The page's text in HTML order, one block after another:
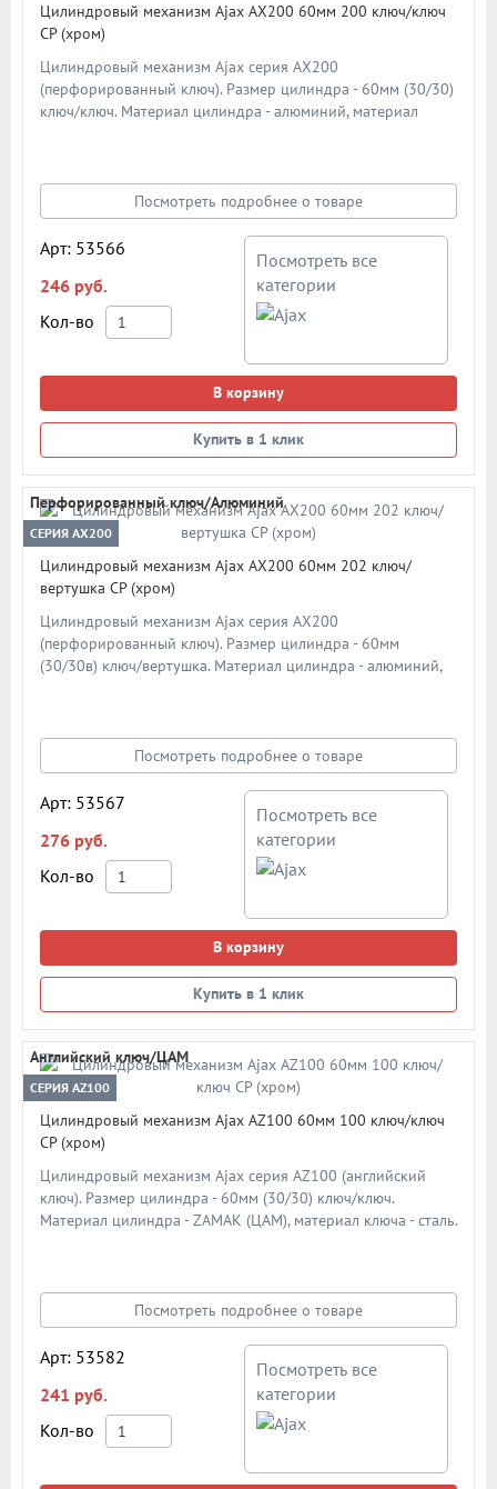
Цилиндровый механизм Ajax AX200 60мм 200 ключ/ключ
CP (хром)
Цилиндровый механизм Ajax серия AX200
(перфорированный ключ). Размер цилиндра - 60мм (30/30)
ключ/ключ. Материал цилиндра - алюминий, материал
Посмотреть подробнее о товаре
Арт: 53566
246 руб.
Кол-во
Посмотреть все
категории
В корзину
Купить в 1 клик
Перфорированный ключ/Алюминий
СЕРИЯ AX200
Цилиндровый механизм Ajax AX200 60мм 202 ключ/
вертушка CP (хром)
Цилиндровый механизм Ajax серия AX200
(перфорированный ключ). Размер цилиндра - 60мм
(30/30в) ключ/вертушка. Материал цилиндра - алюминий,
024 комбинаций.Посмотреть подробнее о товаре
Арт: 53567
276 руб.
Кол-во
Посмотреть все
категории
В корзину
Купить в 1 клик
Английский ключ/ЦАМ
СЕРИЯ AZ100
Цилиндровый механизм Ajax AZ100 60мм 100 ключ/ключ
CP (хром)
Цилиндровый механизм Ajax серия AZ100 (английский
ключ). Размер цилиндра - 60мм (30/30) ключ/ключ.
Материал цилиндра - ZAMAK (ЦАМ), материал ключа - сталь.
Посмотреть подробнее о товаре
Арт: 53582
241 руб.
Кол-во
Посмотреть все
категории